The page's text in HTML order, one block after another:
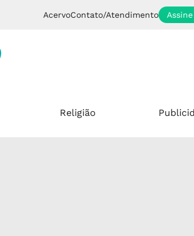
AcervoContato/Atendimento
Religião